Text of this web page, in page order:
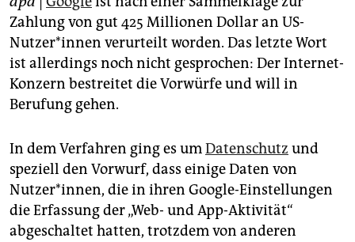
abo
genossenschaft
epaper login
Zahlung von gut 425 Millionen Dollar an US-
Nutzer*innen verurteilt worden. Das letzte Wort
ist allerdings noch nicht gesprochen: Der Internet-
Konzern bestreitet die Vorwürfe und will in
Berufung gehen.
In dem Verfahren ging es umDatenschutz und
speziell den Vorwurf, dass einige Daten von
Nutzer*innen, die in ihren Google-Einstellungen
die Erfassung der „Web- und App-Aktivität“
abgeschaltet hatten, trotzdem von anderen